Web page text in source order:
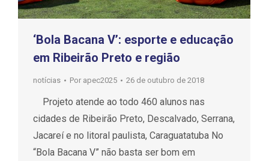
‘Bola Bacana V’: esporte e educação
em Ribeirão Preto e região
notícias Por apec2025 26 de outubro de 2018
Projeto atende ao todo 460 alunos nas
cidades de Ribeirão Preto, Descalvado, Serrana,
Jacareí e no litoral paulista, Caraguatatuba No
“Bola Bacana V” não basta ser bom em